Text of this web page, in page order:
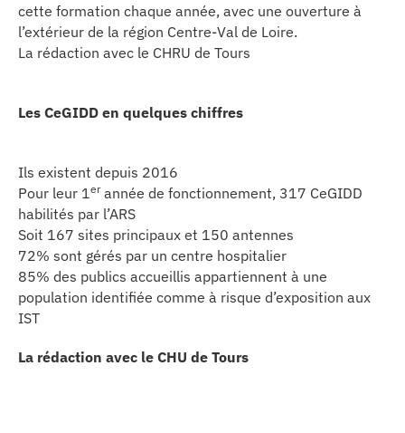
cette formation chaque année, avec une ouverture à
l’extérieur de la région Centre-Val de Loire.
La rédaction avec le CHRU de Tours
Les CeGIDD en quelques chiffres
Ils existent depuis 2016
Pour leur 1erannée de fonctionnement, 317 CeGIDD
habilités par l’ARS
Soit 167 sites principaux et 150 antennes
72% sont gérés par un centre hospitalier
85% des publics accueillis appartiennent à une
population identifiée comme à risque d’exposition aux
IST
La rédaction avec le CHU de Tours